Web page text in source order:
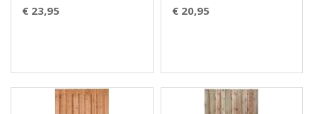
€ 23,95 € 20,95